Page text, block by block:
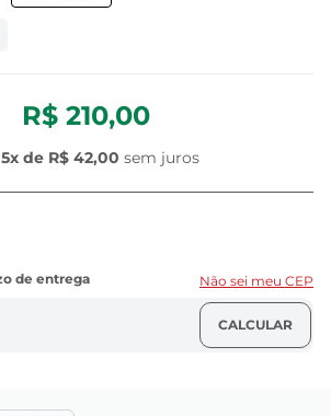
R$ 210,00
5x de R$ 42,00 sem juros
Não sei meu CEP